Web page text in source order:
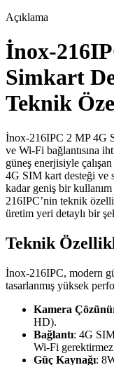
Açıklama
İnox-
Simkart
Teknik
İnox-216IPC 2 MP 4G
ve Wi-Fi bağlantısına
güneş enerjisiyle
4G SIM kart desteği ve
kadar geniş bir
216IPC’nin teknik
üretim yeri detaylı bir
Teknik
İnox-216IPC, modern
tasarlanmış yüksek
Kamera
HD).
Bağlantı: 4G
Wi-Fi
Güç Kaynağı: